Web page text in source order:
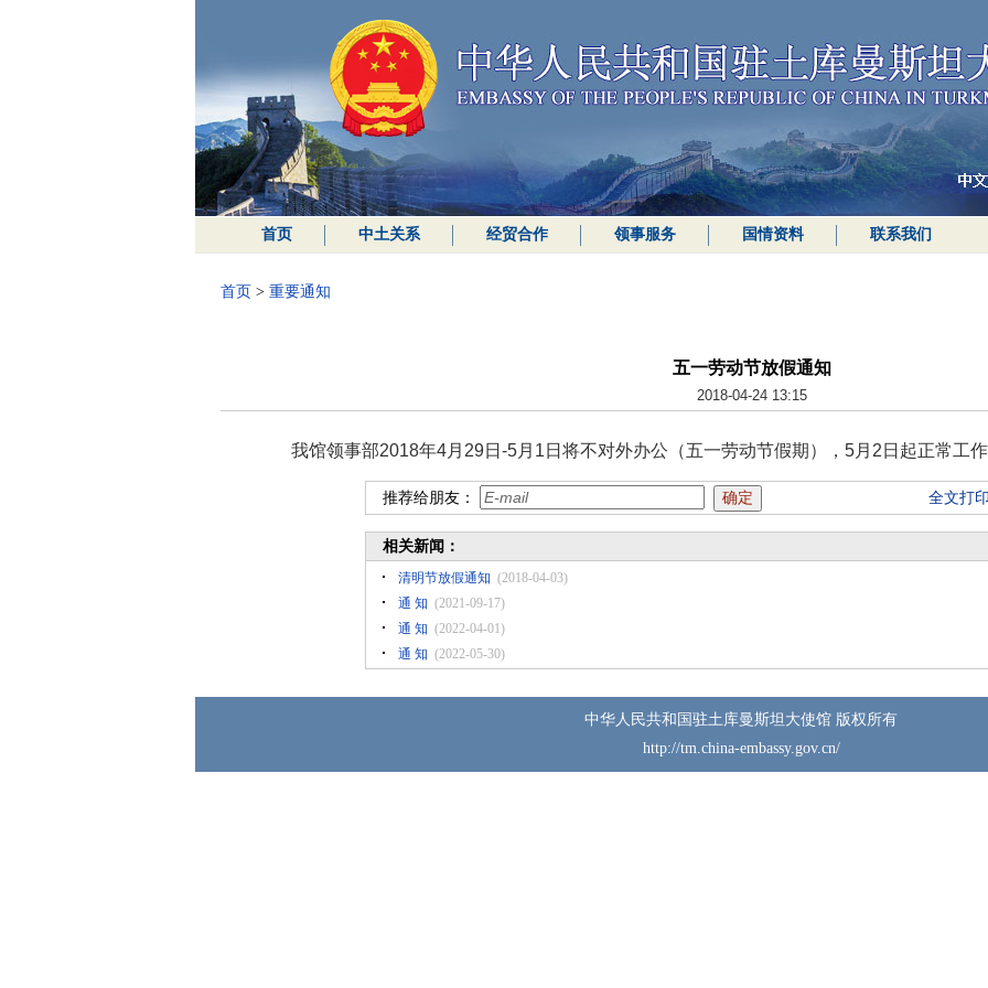
首页 中土关系 经贸合作 领事服务 国情资料 联系我们
首页 > 重要通知
五一劳动节放假通知
2018-04-24 13:15
我馆领事部2018年4月29日-5月1日将不对外办公（五一劳动节假期），5月2日起正常工
推荐给朋友： 全文打
相关新闻：
清明节放假通知 (2018-04-03)
通 知 (2021-09-17)
通 知 (2022-04-01)
通 知 (2022-05-30)
中华人民共和国驻土库曼斯坦大使馆 版权所有
http://tm.china-embassy.gov.cn/